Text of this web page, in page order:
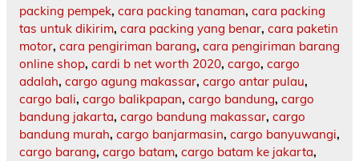
packing pempek, cara packing tanaman, cara packing
tas untuk dikirim, cara packing yang benar, cara paketin
motor, cara pengiriman barang, cara pengiriman barang
online shop, cardi b net worth 2020, cargo, cargo
adalah, cargo agung makassar, cargo antar pulau,
cargo bali, cargo balikpapan, cargo bandung, cargo
bandung jakarta, cargo bandung makassar, cargo
bandung murah, cargo banjarmasin, cargo banyuwangi,
cargo barang, cargo batam, cargo batam ke jakarta,